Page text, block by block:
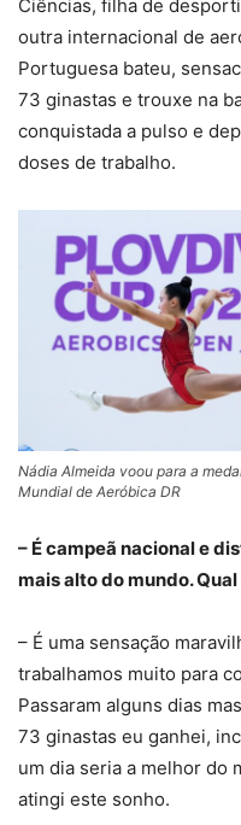
Ciências, filha de
outra internacional de
Portuguesa bateu,
73 ginastas e trouxe na
conquistada a pulso e
doses de trabalho.
Nádia Almeida voou para a
Mundial de Aeróbica DR
– É campeã nacional e
mais alto do mundo.
– É uma sensação
trabalhamos muito para
Passaram alguns dias
73 ginastas eu ganhei,
um dia seria a melhor do
atingi este sonho.